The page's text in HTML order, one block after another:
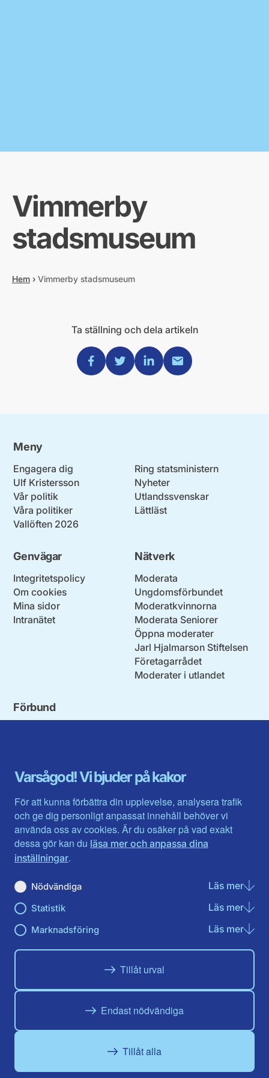
Varsågod! Vi bjuder på kakor
För att kunna förbättra din upplevelse, analysera trafik
och ge dig personligt anpassat innehåll behöver vi
använda oss av cookies. Är du osäker på vad exakt
dessa gör kan du läsa mer och anpassa dina
inställningar.
Nödvändiga Läs merom
Statistik Läs merom
Marknadsföring Läs merom
Tillåt urval
Endast nödvändiga
Tillåt alla
Vimmerby
stadsmuseum
Hem › Vimmerby stadsmuseum
Ta ställning och dela artikeln
Dela via Facebook
Dela via Twitter
Dela via Linkedin
Dela via Mail
Meny
Engagera dig
Ulf Kristersson
Vår politik
Våra politiker
Vallöften 2026
Ring statsministern
Nyheter
Utlandssvenskar
Lättläst
Genvägar
Integritetspolicy
Om cookies
Mina sidor
Intranätet
Nätverk
Moderata
Ungdomsförbundet
Moderatkvinnorna
Moderata Seniorer
Öppna moderater
Jarl Hjalmarson Stiftelsen
Företagarrådet
Moderater i utlandet
Förbund
Gävleborg
Halland
Jämtlands län
Jönköpings län
Kalmar län
Kronobergs län
Norrbotten
Skåne län
Värmlands län
Västerbotten
Västra Götaland
Västernorrland
Västmanland
Örebro län
Östergötland
Du hittar oss här på sociala medier
Facebook
Instagram